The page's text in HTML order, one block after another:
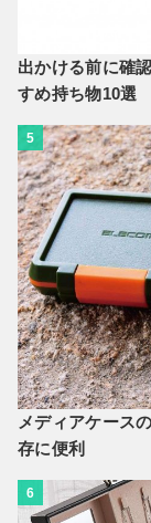
出かける前に確
すめ持ち物10選
5
メディアケース
存に便利
6